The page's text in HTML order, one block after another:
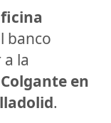
banco
la
en
.